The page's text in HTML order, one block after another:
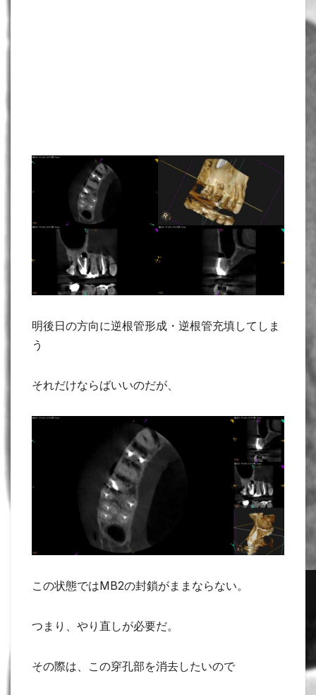
明後日の方向に逆根管形成・逆根管充填してしま
う
それだけならばいいのだが、
この状態ではMB2の封鎖がままならない。
つまり、やり直しが必要だ。
その際は、この穿孔部を消去したいので